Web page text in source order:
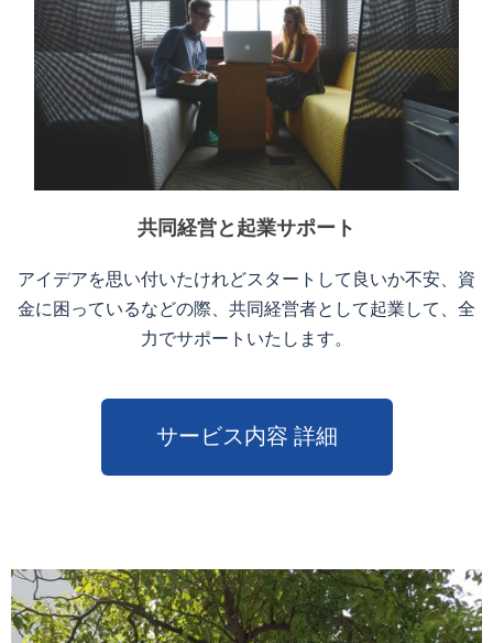
共同経営と起業サポート
アイデアを思い付いたけれどスタートして良いか不安、資
金に困っているなどの際、共同経営者として起業して、全
力でサポートいたします。
サービス内容 詳細